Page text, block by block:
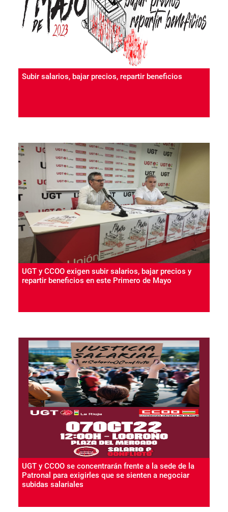
Subir salarios, bajar precios, repartir beneficios
UGT y CCOO exigen subir salarios, bajar precios y
repartir beneficios en este Primero de Mayo
UGT y CCOO se concentrarán frente a la sede de la
Patronal para exigirles que se sienten a negociar
subidas salariales